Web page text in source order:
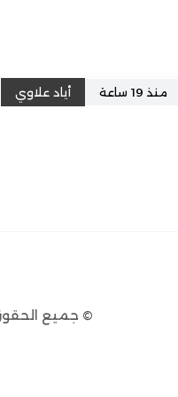
منذ 19 ساعة أياد علاوي
© جميع